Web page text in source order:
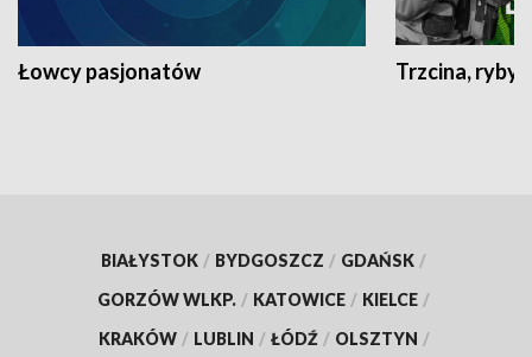
Łowcy pasjonatów Trzcina, ryby
BIAŁYSTOK / BYDGOSZCZ / GDAŃSK /
GORZÓW WLKP. / KATOWICE / KIELCE /
KRAKÓW / LUBLIN / ŁÓDŹ / OLSZTYN /